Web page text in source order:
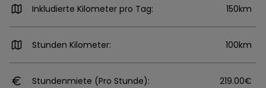
Inkludierte Kilometer pro Tag: 150km
Stunden Kilometer: 100km
Stundenmiete (Pro Stunde): 219.00€